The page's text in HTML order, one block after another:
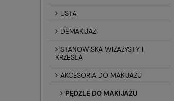
USTA
DEMAKIJAŻ
STANOWISKA WIZAŻYSTY I
KRZESŁA
AKCESORIA DO MAKIJAŻU
PĘDZLE DO MAKIJAŻU